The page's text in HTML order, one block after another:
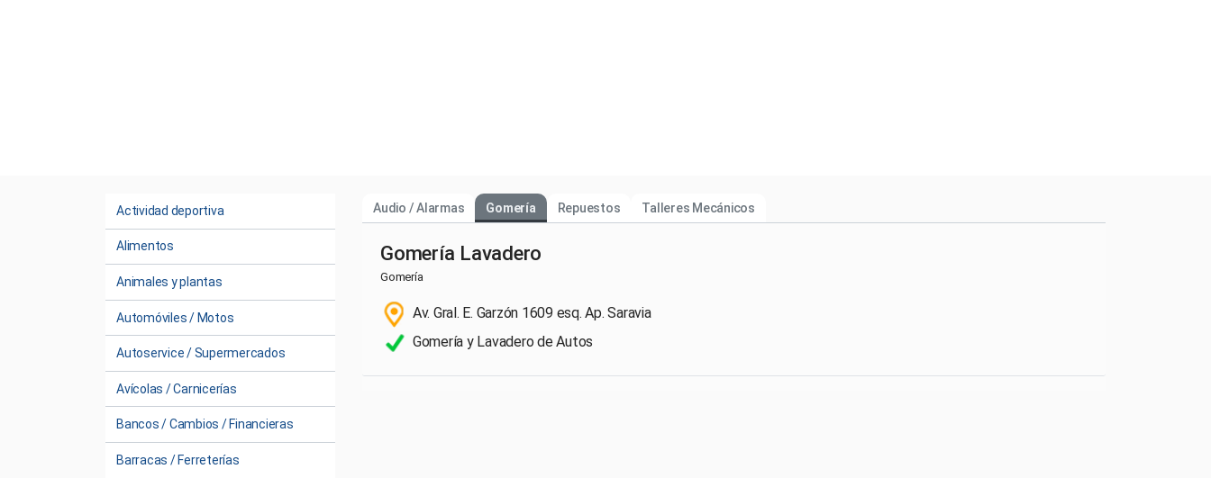
Actividad deportiva
Alimentos
Animales y plantas
Automóviles / Motos
Autoservice / Supermercados
Avícolas / Carnicerías
Bancos / Cambios / Financieras
Barracas / Ferreterías
Audio / Alarmas Gomería Repuestos Talleres Mecánicos
Gomería Lavadero
Gomería
Av. Gral. E. Garzón 1609 esq. Ap. Saravia
Gomería y Lavadero de Autos